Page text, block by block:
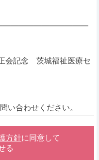
会記念 茨城福祉医療セ
い合わせください。
方針に同意して
る